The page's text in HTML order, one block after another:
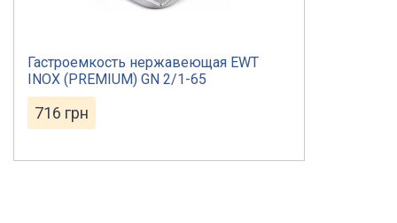
Гастроемкость нержавеющая EWT
INOX (PREMIUM) GN 2/1-65
716 грн